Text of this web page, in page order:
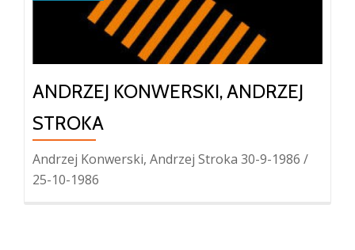
ANDRZEJ KONWERSKI, ANDRZEJ
STROKA
Andrzej Konwerski, Andrzej Stroka 30-9-1986 /
25-10-1986